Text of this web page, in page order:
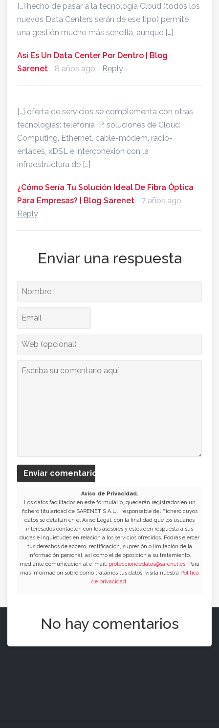
[…] hecho de pasar a la tecnología Cloud (todos los
nuevos Data Centers serán de ese tipo) permite
una gestión mucho más sencilla, aunque […]
Así Es Un Data Center Por Dentro | Blog
Sarenet
8 años ago Reply
[…] oferta de servicios se complementa con otras
tecnologías: telefonía IP, soluciones de Cloud
Computing, Ethernet, cable-módem, radio-
enlaces, xDSL e interconexión con la
infraestructura de […]
¿Cómo Sería Tu Solución Ideal De Fibra Óptica
Para Empresas? | Blog Sarenet
7 años ago
Reply
Enviar una respuesta
Enviar comentario
Aviso de Privacidad.
Los datos facilitados en este formulario, quedarán registrados en un
fichero titularidad de SARENET S.A.U., responsable del Fichero cuyos
datos se detallan en el Aviso Legal, con la finalidad que los usuarios
interesados contacten con los asesores y estos den respuesta a sus
dudas e inquietudes en relación a los servicios ofrecidos. Podrás ejercer
tus derechos de acceso, rectificación, supresión o limitación de la
información personal, así como el de oposición a su tratamiento,
mediante comunicación al e-mail: protecciondedatos@sarenet.es. Para
más información sobre como tratamos tus datos, visita nuestra Política
de privacidad.
No hay comentarios